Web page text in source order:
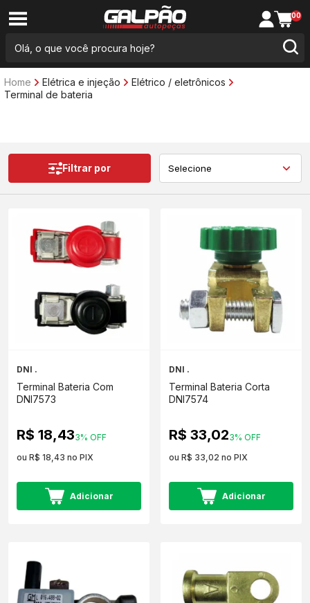
00
Home Elétrica e injeção
Elétrico / eletrônicos
Terminal de bateria
Filtrar por
DNI .
Terminal Bateria Com
DNI7573
R$ 18,433% OFF
ou R$ 18,43 no PIX
Adicionar
DNI .
Terminal Bateria Corta
DNI7574
R$ 33,023% OFF
ou R$ 33,02 no PIX
Adicionar